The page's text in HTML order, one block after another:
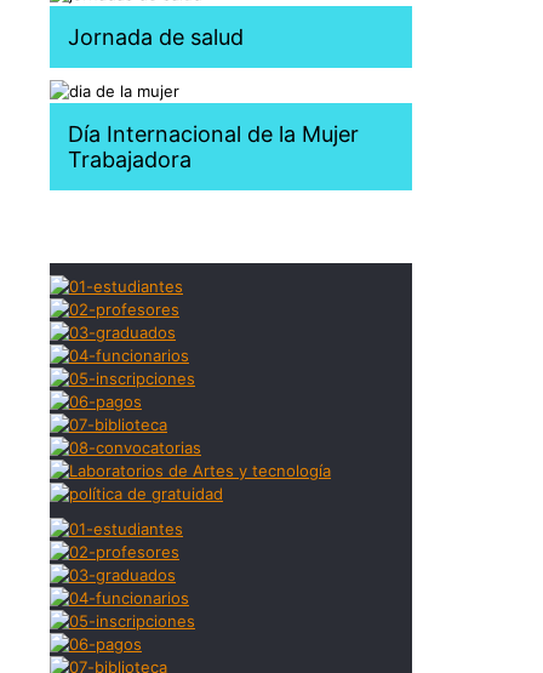
Jornada de salud
Día Internacional de la Mujer
Trabajadora